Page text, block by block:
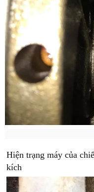
Hiện trạng máy của
kích